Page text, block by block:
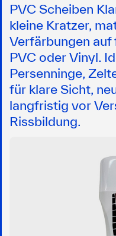
PVC Scheiben
kleine Kratzer,
Verfärbungen auf
PVC oder Vinyl.
Persenninge,
für klare Sicht,
langfristig vor
Rissbildung.